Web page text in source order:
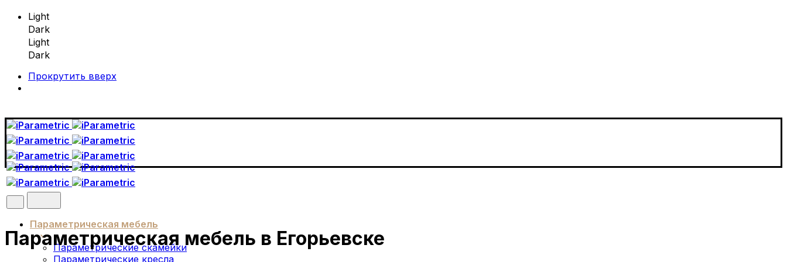
Light
Dark
Light
Dark
Прокрутить вверх
Skip
to
content
Параметрическая мебель
Параметрические скамейки
Параметрические кресла
Параметрическая мебель в Егорьевске